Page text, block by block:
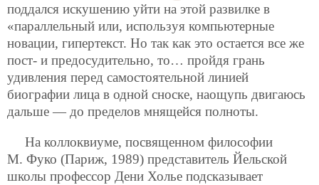
поддался искушению уйти на этой развилке в
«параллельный или, используя компьютерные
новации, гипертекст. Но так как это остается все же
пост- и предосудительно, то… пройдя грань
удивления перед самостоятельной линией
биографии лица в одной сноске, наощупь двигаюсь
дальше — до пределов мнящейся полноты.
На коллоквиуме, посвященном философии
М. Фуко (Париж, 1989) представитель Йельской
школы профессор Дени Холье подсказывает